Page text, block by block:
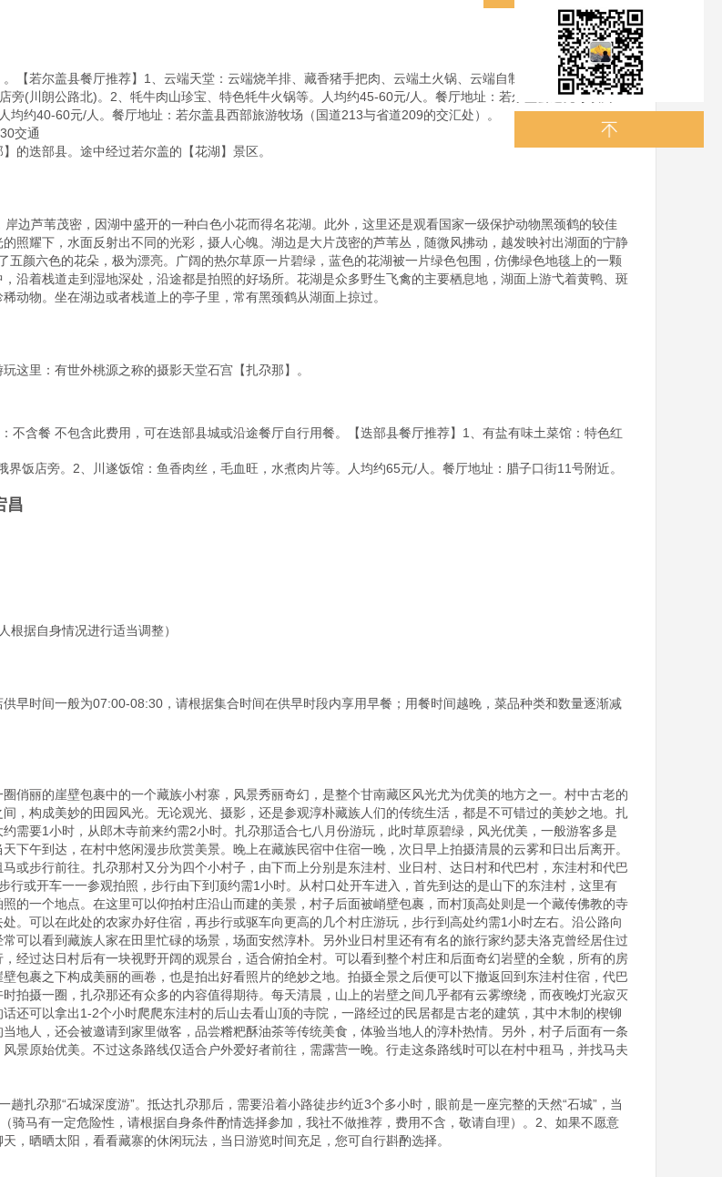
【若尔盖县餐厅推荐】1、云端天堂：云端烧羊排、藏香猪手把肉、云端土火锅、云端自制酸奶等。人均约
旁(川朗公路北)。2、牦牛肉山珍宝、特色牦牛火锅等。人均约45-60元/人。餐厅地址：若尔盖县达扎寺镇商业
约40-60元/人。餐厅地址：若尔盖县西部旅游牧场（国道213与省道209的交汇处）。
交通
的迭部县。途中经过若尔盖的【花湖】景区。
边芦苇茂密，因湖中盛开的一种白色小花而得名花湖。此外，这里还是观看国家一级保护动物黑颈鹤的较佳
照耀下，水面反射出不同的光彩，摄人心魄。湖边是大片茂密的芦苇丛，随微风拂动，越发映衬出湖面的宁静
颜六色的花朵，极为漂亮。广阔的热尔草原一片碧绿，蓝色的花湖被一片绿色包围，仿佛绿色地毯上的一颗
沿着栈道走到湿地深处，沿途都是拍照的好场所。花湖是众多野生飞禽的主要栖息地，湖面上游弋着黄鸭、斑
动物。坐在湖边或者栈道上的亭子里，常有黑颈鹤从湖面上掠过。
这里：有世外桃源之称的摄影天堂石宫【扎尕那】。
不含餐 不包含此费用，可在迭部县城或沿途餐厅自行用餐。【迭部县餐厅推荐】1、有盐有味土菜馆：特色红
饭店旁。2、川遂饭馆：鱼香肉丝，毛血旺，水煮肉片等。人均约65元/人。餐厅地址：腊子口街11号附近。
昌
据自身情况进行适当调整）
早时间一般为07:00-08:30，请根据集合时间在供早时段内享用早餐；用餐时间越晚，菜品种类和数量逐渐减
俏丽的崖壁包裹中的一个藏族小村寨，风景秀丽奇幻，是整个甘南藏区风光尤为优美的地方之一。村中古老的
，构成美妙的田园风光。无论观光、摄影，还是参观淳朴藏族人们的传统生活，都是不可错过的美妙之地。扎
需要1小时，从郎木寺前来约需2小时。扎尕那适合七八月份游玩，此时草原碧绿，风光优美，一般游客多是
下午到达，在村中悠闲漫步欣赏美景。晚上在藏族民宿中住宿一晚，次日早上拍摄清晨的云雾和日出后离开。
或步行前往。扎尕那村又分为四个小村子，由下而上分别是东洼村、业日村、达日村和代巴村，东洼村和代巴
行或开车一一参观拍照，步行由下到顶约需1小时。从村口处开车进入，首先到达的是山下的东洼村，这里有
的一个地点。在这里可以仰拍村庄沿山而建的美景，村子后面被峭壁包裹，而村顶高处则是一个藏传佛教的寺
。可以在此处的农家办好住宿，再步行或驱车向更高的几个村庄游玩，步行到高处约需1小时左右。沿公路向
可以看到藏族人家在田里忙碌的场景，场面安然淳朴。另外业日村里还有有名的旅行家约瑟夫洛克曾经居住过
经过达日村后有一块视野开阔的观景台，适合俯拍全村。可以看到整个村庄和后面奇幻岩壁的全貌，所有的房
包裹之下构成美丽的画卷，也是拍出好看照片的绝妙之地。拍摄全景之后便可以下撤返回到东洼村住宿，代巴
拍摄一圈，扎尕那还有众多的内容值得期待。每天清晨，山上的岩壁之间几乎都有云雾缭绕，而夜晚灯光寂灭
还可以拿出1-2个小时爬爬东洼村的后山去看山顶的寺院，一路经过的民居都是古老的建筑，其中木制的楔铆
地人，还会被邀请到家里做客，品尝糌粑酥油茶等传统美食，体验当地人的淳朴热情。另外，村子后面有一条
景原始优美。不过这条路线仅适合户外爱好者前往，需露营一晚。行走这条路线时可以在村中租马，并找马夫
扎尕那“石城深度游”。抵达扎尕那后，需要沿着小路徒步约近3个多小时，眼前是一座完整的天然“石城”，当
骑马有一定危险性，请根据自身条件酌情选择参加，我社不做推荐，费用不含，敬请自理）。2、如果不愿意
，晒晒太阳，看看藏寨的休闲玩法，当日游览时间充足，您可自行斟酌选择。